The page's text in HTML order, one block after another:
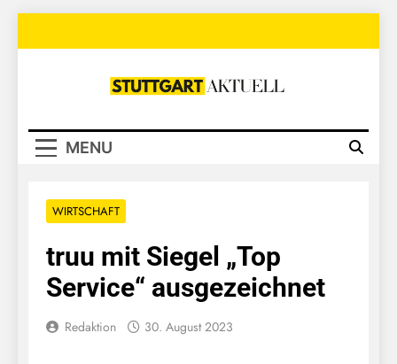
Stuttgart
MENU
WIRTSCHAFT
truu mit Siegel „Top
Service“ ausgezeichnet
Redaktion 30. August 2023